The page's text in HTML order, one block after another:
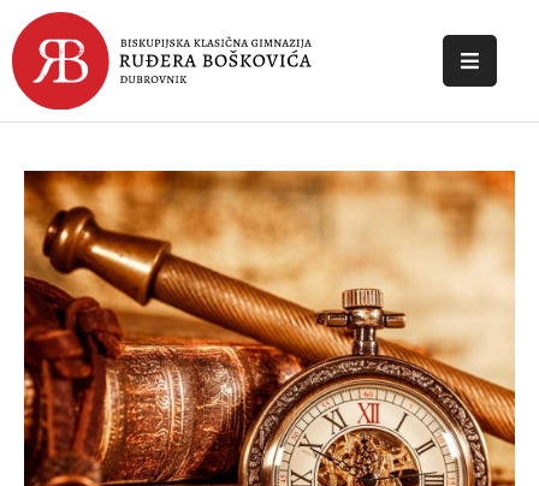
POČETNA
ŠKOLI
DOKUMENTI
NOVOSTI
KONTAKT